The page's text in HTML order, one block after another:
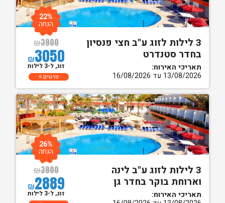
3 לילות לזוג ע"ב חצי פנסיון
בחדר סטנדרט
תאריכי האירוח:
13/08/2026 עד 16/08/2026
₪3900
₪3050
22%
הנחה
זוג, ל-3 לילות
פרטים
3 לילות לזוג ע"ב לינה
וארוחת בוקר בחדר גן
תאריכי האירוח:
₪3900
₪2889
26%
הנחה
זוג, ל-3 לילות